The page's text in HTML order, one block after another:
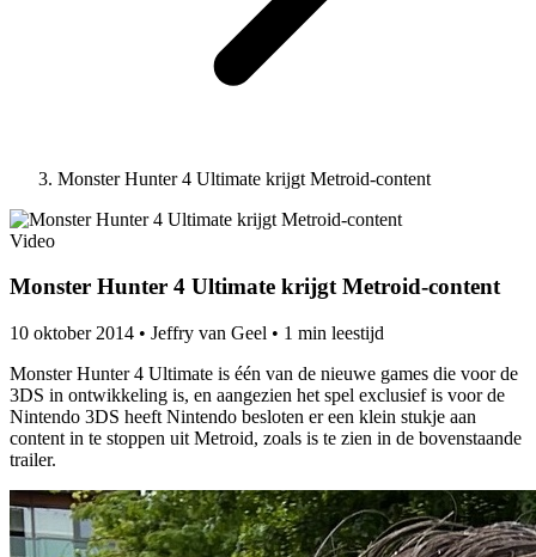
Monster Hunter 4 Ultimate krijgt Metroid-content
Video
Monster Hunter 4 Ultimate krijgt Metroid-content
10 oktober 2014 • Jeffry van Geel • 1 min leestijd
Monster Hunter 4 Ultimate is één van de nieuwe games die voor de
3DS in ontwikkeling is, en aangezien het spel exclusief is voor de
Nintendo 3DS heeft Nintendo besloten er een klein stukje aan
content in te stoppen uit Metroid, zoals is te zien in de bovenstaande
trailer.